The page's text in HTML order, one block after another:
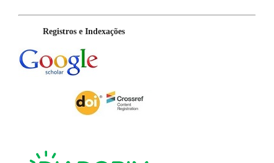
Registros e Indexações